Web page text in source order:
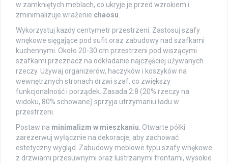
w zamkniętych meblach, co ukryje je przed wzrokiem i
zminimalizuje wrażenie chaosu
Wykorzystuj każdy centymetr przestrzeni. Zastosuj szafy
wnękowe sięgające pod sufit oraz zabudowy nad szafkami
kuchennymi. Około 20-30 cm przestrzeni pod wiszącymi
szafkami przeznacz na odkładanie najczęściej używanych
rzeczy. Używaj organizerów, haczyków i koszyków na
wewnętrznych stronach drzwi szaf, co zwiększy
funkcjonalność i porządek. Zasada 2:8 (20% rzeczy na
widoku, 80% schowane) sprzyja utrzymaniu ładu w
przestrzeni.
Postaw na minimalizm w mieszkaniu . Otwarte półki
zarezerwuj wyłącznie na dekoracje, aby zachować
estetyczny wygląd. Zabudowy meblowe typu szafy wnękowe
z drzwiami przesuwnymi oraz lustrzanymi frontami, wysokie